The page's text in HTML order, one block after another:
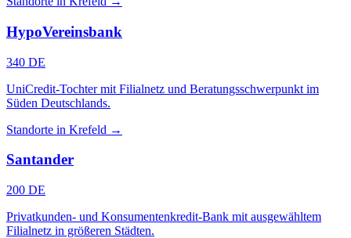
HypoVereinsbank
340 DE
UniCredit-Tochter mit Filialnetz und Beratungsschwerpunkt im
Süden Deutschlands.
Standorte in Krefeld →
Santander
200 DE
Privatkunden- und Konsumentenkredit-Bank mit ausgewähltem
Filialnetz in größeren Städten.